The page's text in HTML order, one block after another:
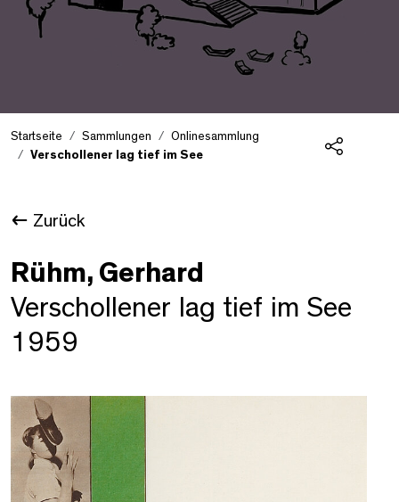
Startseite Sammlungen
Onlinesammlung
Verschollener lag tief im See
Zurück
Rühm, Gerhard
Verschollener lag tief im See
1959